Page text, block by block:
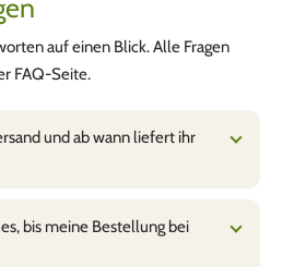
auf einen Blick. Alle Fragen
FAQ-Seite.
und ab wann liefert ihr
bis meine Bestellung bei